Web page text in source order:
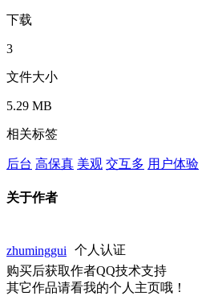
下载
3
文件大小
5.29 MB
相关标签
后台 高保真 美观 交互多 用户体验
关于作者
zhuminggui
个人认证
购买后获取作者QQ技术支持
其它作品请看我的个人主页哦！